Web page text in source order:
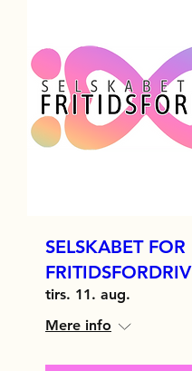
SELSKABET FOR
FRITIDSFORDRIV
tirs. 11. aug.
Mere info